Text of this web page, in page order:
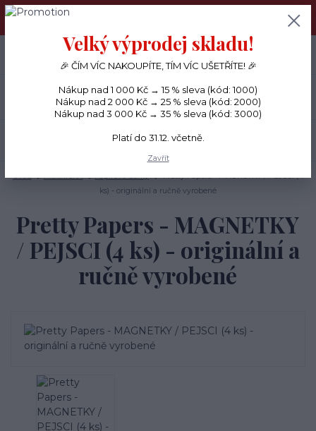
PŘÁNÍČKA a PAPÍROVÉ DÁRKY odesílám každý den, KREATIVNÍ
Menu
CZK
+420 734 380 930
(Po-Ne, 8-20 hod.)
ks) - originální a ručně vyrobené
Pretty Papers - MAGNETKY
/ PEJSCI (4 ks) - originální a
ručně vyrobené
Velký výprodej skladu!
🎉 ČÍM VÍC NAKOUPÍTE, TÍM VÍC UŠETŘÍTE! 🎉
Nákup nad 1 000 Kč → 15 % sleva (kód: 1000)
Nákup nad 2 000 Kč → 25 % sleva (kód: 2000)
Nákup nad 3 000 Kč → 35 % sleva (kód: 3000)
Platí do 31.12. včetně.
Zavřít